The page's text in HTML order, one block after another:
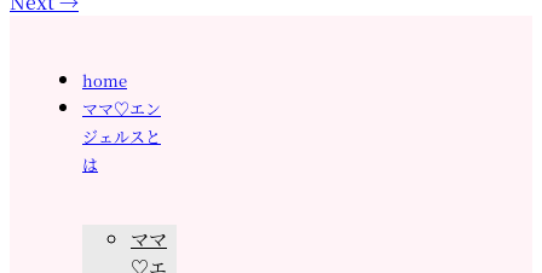
home
ママ♡エン
ジェルスと
は
ママ
♡エ